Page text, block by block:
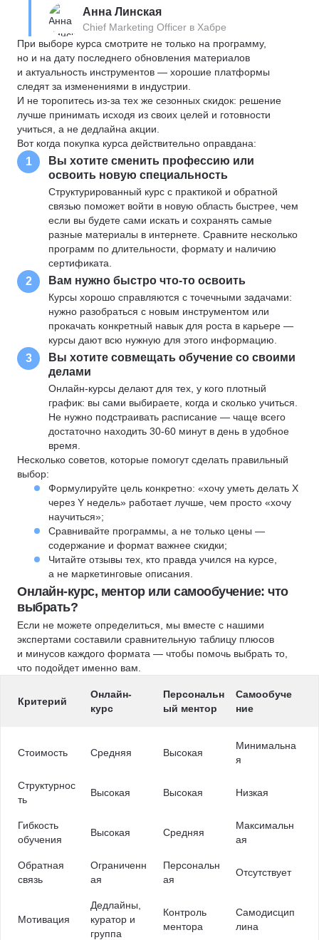
Анна Линская
Chief Marketing Officer в Хабре
При выборе курса смотрите не только на программу,
но и на дату последнего обновления материалов
и актуальность инструментов — хорошие платформы
следят за изменениями в индустрии.
И не торопитесь из-за тех же сезонных скидок: решение
лучше принимать исходя из своих целей и готовности
учиться, а не дедлайна акции.
Вот когда покупка курса действительно оправдана:
1
Вы хотите сменить профессию или
освоить новую специальность
Структурированный курс с практикой и обратной
связью поможет войти в новую область быстрее, чем
если вы будете сами искать и сохранять самые
разные материалы в интернете. Сравните несколько
программ по длительности, формату и наличию
сертификата.
2 Вам нужно быстро что-то освоить
Курсы хорошо справляются с точечными задачами:
нужно разобраться с новым инструментом или
прокачать конкретный навык для роста в карьере —
курсы дают всю нужную для этого информацию.
3
Вы хотите совмещать обучение со своими
делами
Онлайн-курсы делают для тех, у кого плотный
график: вы сами выбираете, когда и сколько учиться.
Не нужно подстраивать расписание — чаще всего
достаточно находить 30-60 минут в день в удобное
время.
Несколько советов, которые помогут сделать правильный
выбор:
Формулируйте цель конкретно: «хочу уметь делать X
через Y недель» работает лучше, чем просто «хочу
научиться»;
Сравнивайте программы, а не только цены —
содержание и формат важнее скидки;
Читайте отзывы тех, кто правда учился на курсе,
а не маркетинговые описания.
Онлайн-курс, ментор или самообучение: что
выбрать?
Если не можете определиться, мы вместе с нашими
экспертами составили сравнительную таблицу плюсов
и минусов каждого формата — чтобы помочь выбрать то,
что подойдет именно вам.
Критерий
Онлайн-
курс
Персональн
ый ментор
Самообуче
ние
Стоимость Средняя Высокая
Минимальна
я
Структурнос
ть
Высокая Высокая Низкая
Гибкость
обучения
Высокая Средняя
Максимальн
ая
Обратная
связь
Ограниченн
ая
Персональн
ая
Отсутствует
Мотивация
Дедлайны,
куратор и
группа
Контроль
ментора
Самодисцип
лина